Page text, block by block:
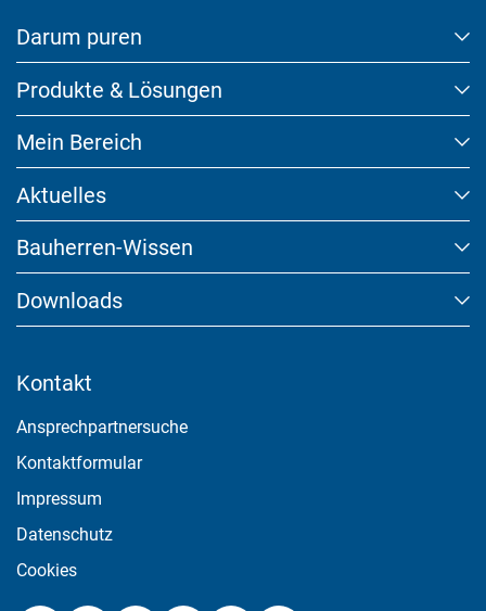
Darum puren
Kontakt
Ansprechpartnersuche
Kontaktformular
Impressum
Datenschutz
Cookies
Produkte & Lösungen
Mein Bereich
Aktuelles
Bauherren-Wissen
Downloads